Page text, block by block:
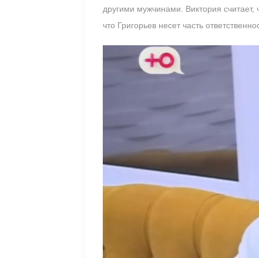
другими мужчинами. Виктория считает,
что Григорьев несет часть